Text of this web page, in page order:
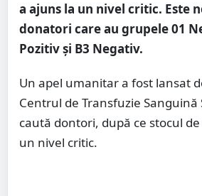
a ajuns la un nivel critic. Este
donatori care au grupele 01
Pozitiv și B3 Negativ.
Un apel umanitar a fost lansat
Centrul de Transfuzie Sanguină
caută dontori, după ce stocul
un nivel critic.